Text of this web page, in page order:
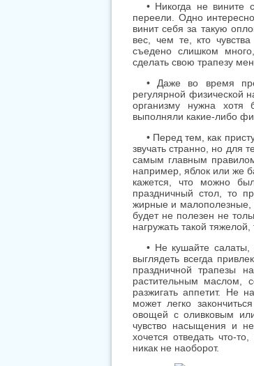
• Никогда не вините
переели. Одно
винит себя за такую
вес, чем те, кто
съедено слишком
сделать свою трапезу
• Даже во время
регулярной физической
организму нужна
выполняли какие-либо
• Перед тем, как
звучать странно, но для
самым главным
например, яблок или же
кажется, что можно
праздничный стол, то
жирные и малополезные,
будет не полезен не
нагружать такой
• Не кушайте салаты,
выглядеть всегда
праздничной трапезы
растительным маслом,
разжигать аппетит. Не
может легко
овощей с оливковым
чувство насыщения и
хочется отведать что-
никак не наоборот.